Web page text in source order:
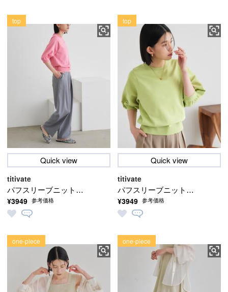
Quick view
パフスリーブニットト
ップス【メール便可／
100】
titivate
¥3949 参考価格
top
Quick view
パフスリーブニットト
ップス【メール便可／
100】
titivate
¥3949 参考価格
top
one-piece one-piece